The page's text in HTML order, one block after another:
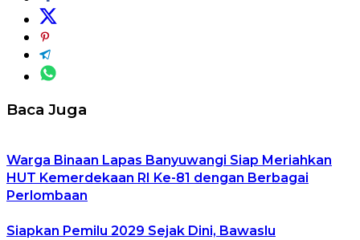
Baca Juga
Warga Binaan Lapas Banyuwangi Siap Meriahkan
HUT Kemerdekaan RI Ke-81 dengan Berbagai
Perlombaan
Siapkan Pemilu 2029 Sejak Dini, Bawaslu